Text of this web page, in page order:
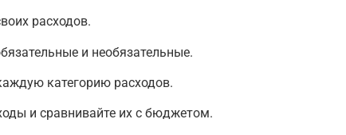
расходов.
и необязательные.
категорию расходов.
и сравнивайте их с бюджетом.